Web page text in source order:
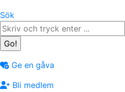
Search:
Sök
Ge en gåva
Bli medlem